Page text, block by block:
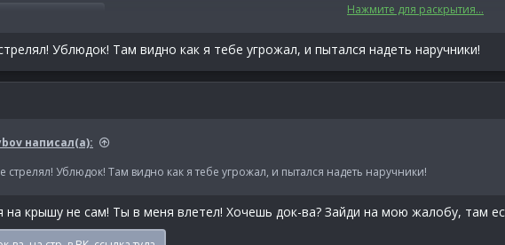
Нажмите для раскрытия...
Ублюдок! Там видно как я тебе угрожал, и пытался надеть наручники!
написал(а):
стрелял! Ублюдок! Там видно как я тебе угрожал, и пытался надеть наручники!
на крышу не сам! Ты в меня влетел! Хочешь док-ва? Зайди на мою жалобу, там